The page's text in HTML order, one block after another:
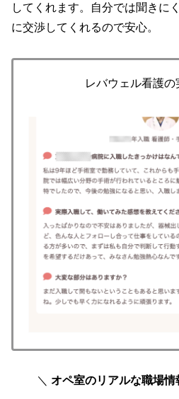
してくれます。自分では聞きに
に交渉してくれるので安心。
レバウェル看護
＼ オペ室のリアルな職場